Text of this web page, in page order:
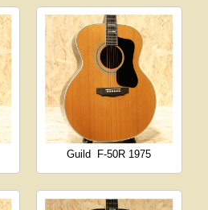
Guild F-50R 1975